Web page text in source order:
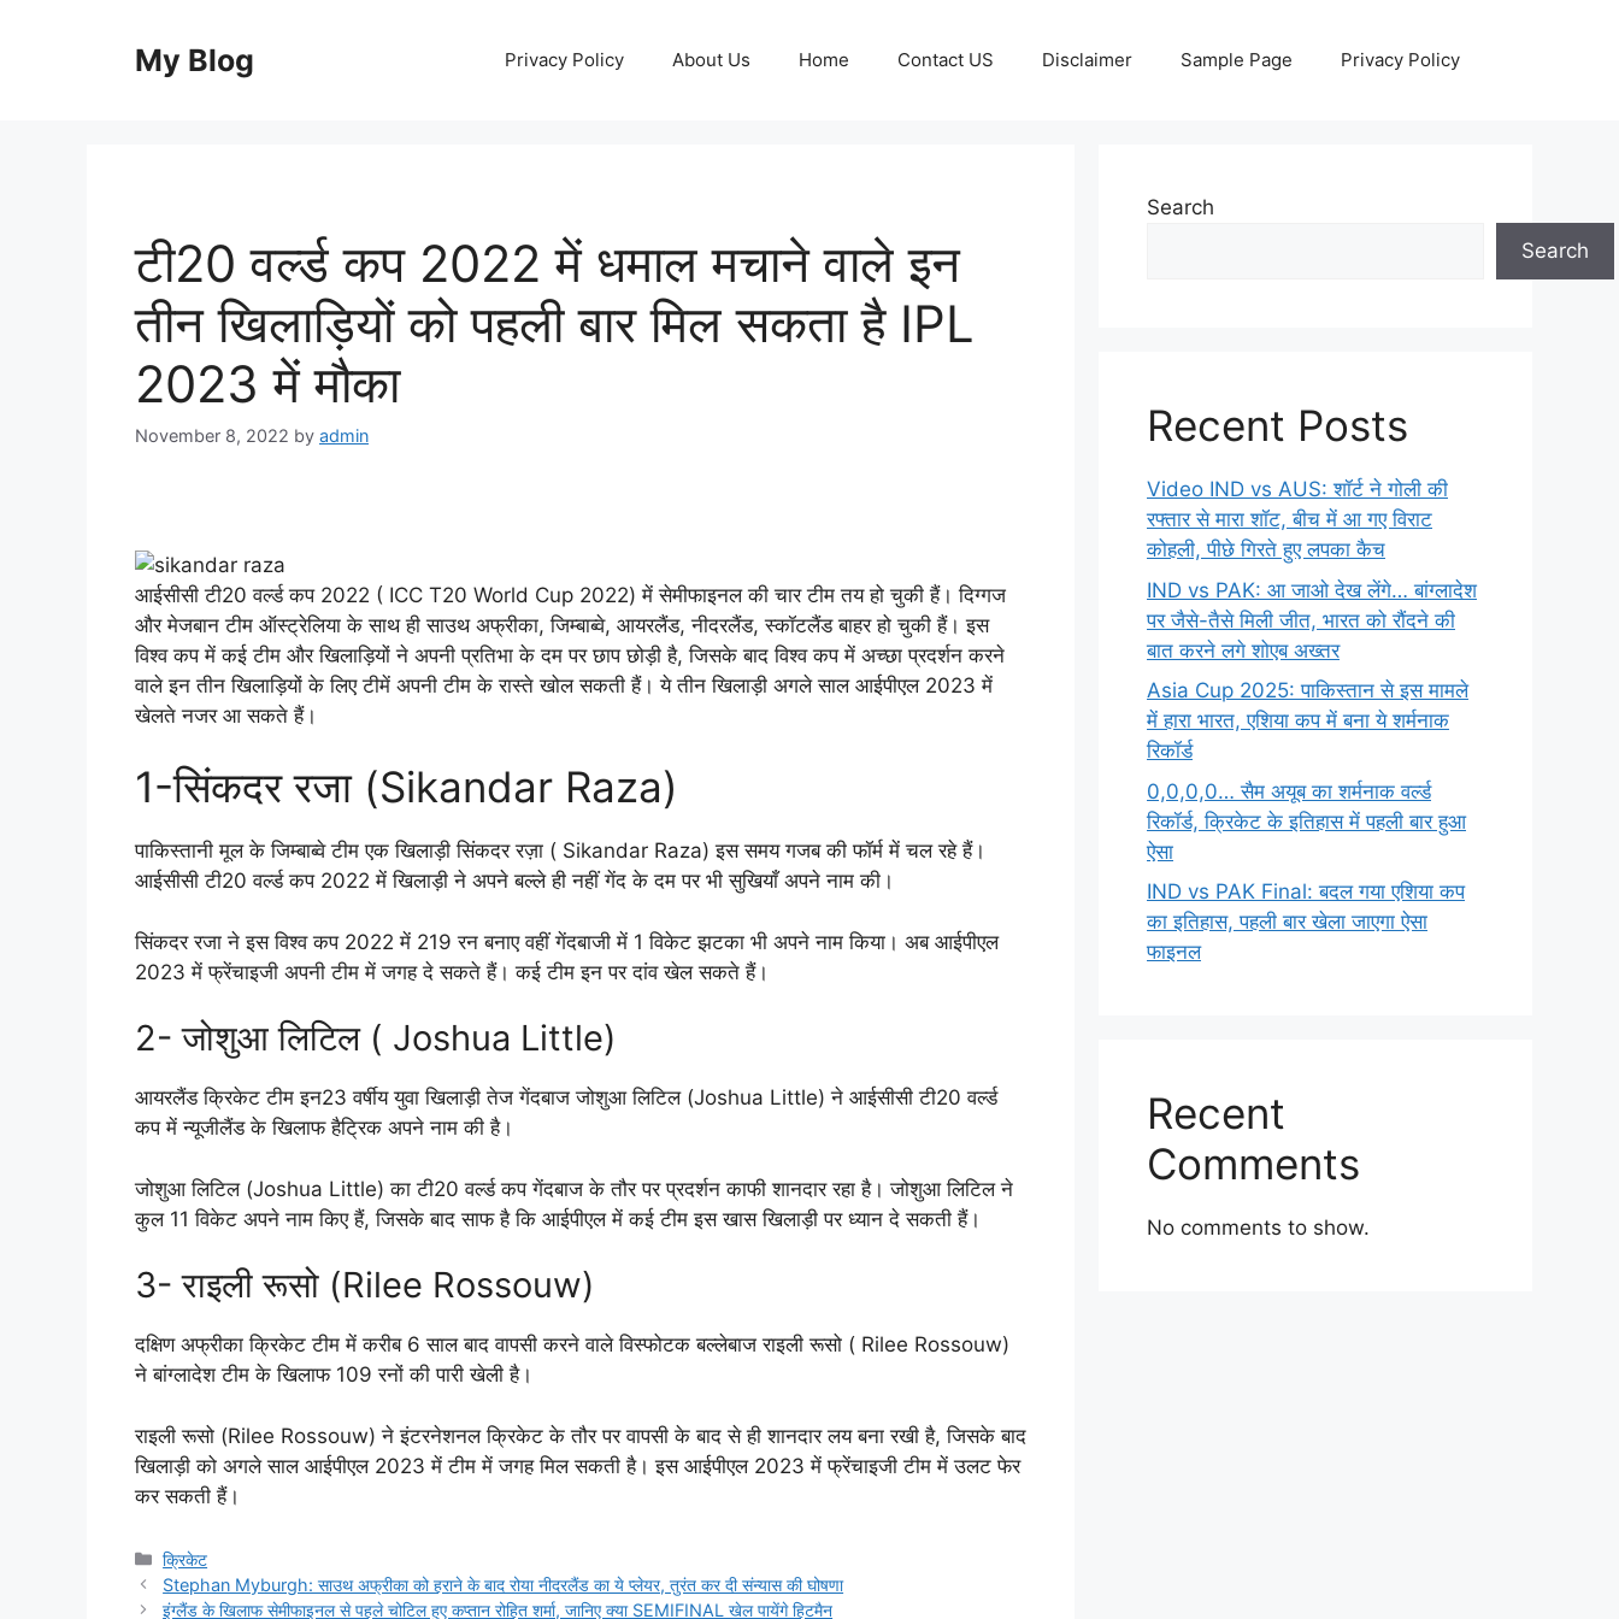
My Blog Privacy Policy About Us Home Contact US Disclaimer Sample Page Privacy Policy
टी20 वर्ल्ड कप 2022 में धमाल मचाने वाले इन
तीन खिलाड़ियों को पहली बार मिल सकता है IPL
2023 में मौका
November 8, 2022 by admin
आईसीसी टी20 वर्ल्ड कप 2022 ( ICC T20 World Cup 2022) में सेमीफाइनल की चार टीम तय हो चुकी हैं। दिग्गज
और मेजबान टीम ऑस्ट्रेलिया के साथ ही साउथ अफ्रीका, जिम्बाब्वे, आयरलैंड, नीदरलैंड, स्कॉटलैंड बाहर हो चुकी हैं। इस
विश्व कप में कई टीम और खिलाड़ियों ने अपनी प्रतिभा के दम पर छाप छोड़ी है, जिसके बाद विश्व कप में अच्छा प्रदर्शन करने
वाले इन तीन खिलाड़ियों के लिए टीमें अपनी टीम के रास्ते खोल सकती हैं। ये तीन खिलाड़ी अगले साल आईपीएल 2023 में
खेलते नजर आ सकते हैं।
1-सिंकदर रजा (Sikandar Raza)
पाकिस्तानी मूल के जिम्बाब्वे टीम एक खिलाड़ी सिंकदर रज़ा ( Sikandar Raza) इस समय गजब की फॉर्म में चल रहे हैं।
आईसीसी टी20 वर्ल्ड कप 2022 में खिलाड़ी ने अपने बल्ले ही नहीं गेंद के दम पर भी सुखियाँ अपने नाम की।
सिंकदर रजा ने इस विश्व कप 2022 में 219 रन बनाए वहीं गेंदबाजी में 1 विकेट झटका भी अपने नाम किया। अब आईपीएल
2023 में फ्रेंचाइजी अपनी टीम में जगह दे सकते हैं। कई टीम इन पर दांव खेल सकते हैं।
2- जोशुआ लिटिल ( Joshua Little)
आयरलैंड क्रिकेट टीम इन23 वर्षीय युवा खिलाड़ी तेज गेंदबाज जोशुआ लिटिल (Joshua Little) ने आईसीसी टी20 वर्ल्ड
कप में न्यूजीलैंड के खिलाफ हैट्रिक अपने नाम की है।
जोशुआ लिटिल (Joshua Little) का टी20 वर्ल्ड कप गेंदबाज के तौर पर प्रदर्शन काफी शानदार रहा है। जोशुआ लिटिल ने
कुल 11 विकेट अपने नाम किए हैं, जिसके बाद साफ है कि आईपीएल में कई टीम इस खास खिलाड़ी पर ध्यान दे सकती हैं।
3- राइली रूसो (Rilee Rossouw)
दक्षिण अफ्रीका क्रिकेट टीम में करीब 6 साल बाद वापसी करने वाले विस्फोटक बल्लेबाज राइली रूसो ( Rilee Rossouw)
ने बांग्लादेश टीम के खिलाफ 109 रनों की पारी खेली है।
राइली रूसो (Rilee Rossouw) ने इंटरनेशनल क्रिकेट के तौर पर वापसी के बाद से ही शानदार लय बना रखी है, जिसके बाद
खिलाड़ी को अगले साल आईपीएल 2023 में टीम में जगह मिल सकती है। इस आईपीएल 2023 में फ्रेंचाइजी टीम में उलट फेर
कर सकती हैं।
Categories
क्रिकेट
Stephan Myburgh: साउथ अफ्रीका को हराने के बाद रोया नीदरलैंड का ये प्लेयर, तुरंत कर दी संन्यास की घोषणा
इंग्लैंड के खिलाफ सेमीफाइनल से पहले चोटिल हुए कप्तान रोहित शर्मा, जानिए क्या SEMIFINAL खेल पायेंगे हिटमैन
Search
Search
Recent Posts
Video IND vs AUS: शॉर्ट ने गोली की
रफ्तार से मारा शॉट, बीच में आ गए विराट
कोहली, पीछे गिरते हुए लपका कैच
IND vs PAK: आ जाओ देख लेंगे… बांग्लादेश
पर जैसे-तैसे मिली जीत, भारत को रौंदने की
बात करने लगे शोएब अख्तर
Asia Cup 2025: पाकिस्तान से इस मामले
में हारा भारत, एशिया कप में बना ये शर्मनाक
रिकॉर्ड
0,0,0,0… सैम अयूब का शर्मनाक वर्ल्ड
रिकॉर्ड, क्रिकेट के इतिहास में पहली बार हुआ
ऐसा
IND vs PAK Final: बदल गया एशिया कप
का इतिहास, पहली बार खेला जाएगा ऐसा
फाइनल
Recent
Comments
No comments to show.